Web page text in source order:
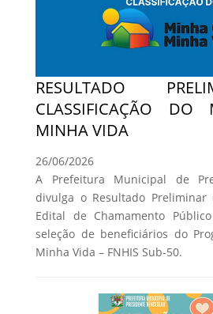
RESULTADO
CLASSIFICAÇÃO DO
MINHA VIDA
26/06/2026
A Prefeitura Municipal de
divulga o Resultado Preliminar
Edital de Chamamento
seleção de beneficiários do
Minha Vida – FNHIS Sub-50.